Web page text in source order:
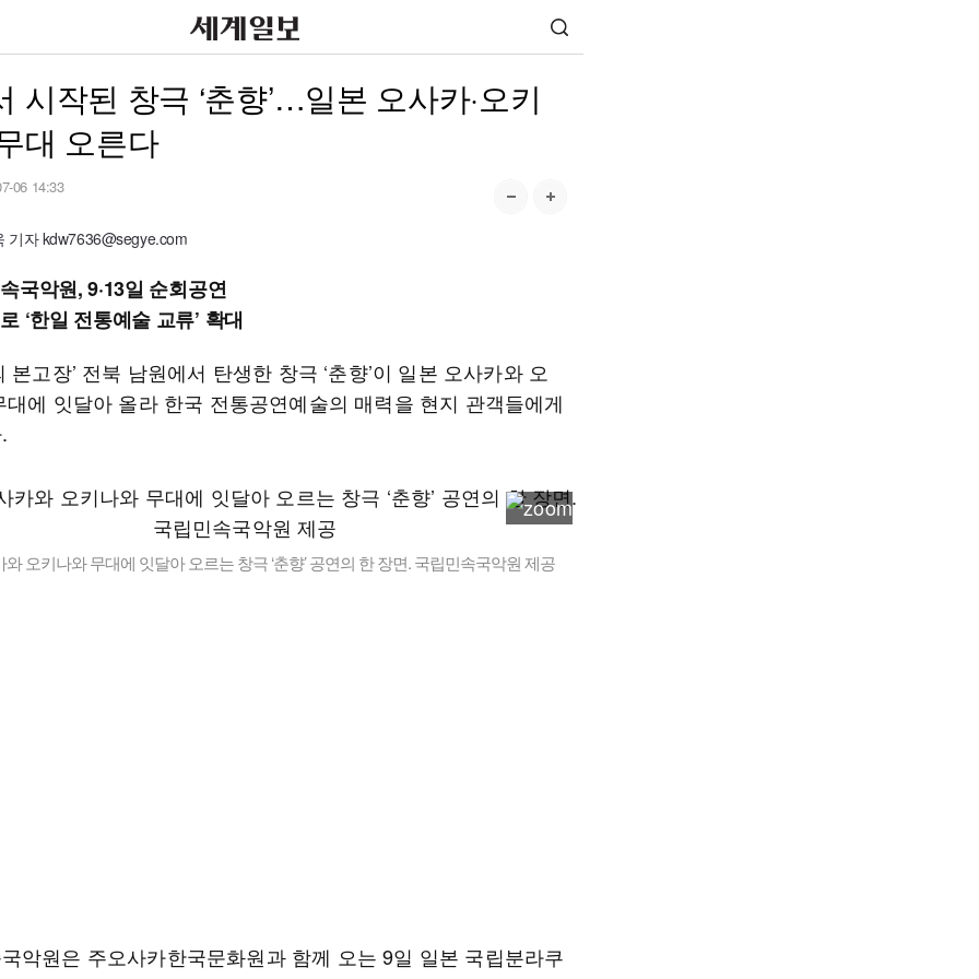
시작된 창극 ‘춘향’…일본 오사카·오키
대 오른다
06 14:33
기자 kdw7636@segye.com
국악원, 9·13일 순회공연
‘한일 전통예술 교류’ 확대
본고장’ 전북 남원에서 탄생한 창극 ‘춘향’이 일본 오사카와 오
대에 잇달아 올라 한국 전통공연예술의 매력을 현지 관객들에게
오키나와 무대에 잇달아 오르는 창극 ‘춘향’ 공연의 한 장면. 국립민속국악원 제공
악원은 주오사카한국문화원과 함께 오는 9일 일본 국립분라쿠